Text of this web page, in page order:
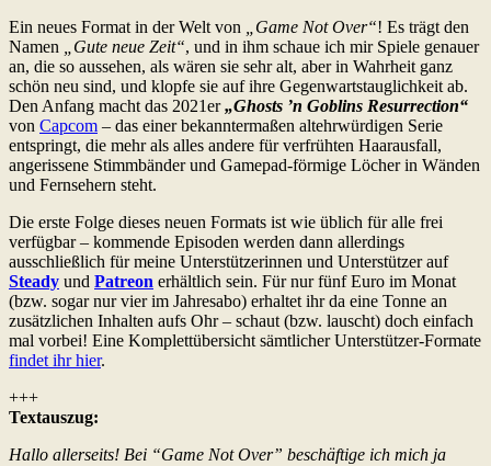
Ein neues Format in der Welt von
„Game Not Over“! Es trägt den
Namen
„Gute neue Zeit“, und in ihm schaue ich mir Spiele genauer
an, die so aussehen, als wären sie sehr alt, aber in Wahrheit ganz
schön neu sind, und klopfe sie auf ihre Gegenwartstauglichkeit ab.
Den Anfang macht das 2021er„Ghosts ’n Goblins Resurrection“
von Capcom – das einer bekanntermaßen altehrwürdigen Serie
entspringt, die mehr als alles andere für verfrühten Haarausfall,
angerissene Stimmbänder und Gamepad-förmige Löcher in Wänden
und Fernsehern steht.
Die erste Folge dieses neuen Formats ist wie üblich für alle frei
verfügbar – kommende Episoden werden dann allerdings
ausschließlich für meine Unterstützerinnen und Unterstützer auf
Steady und Patreon erhältlich sein. Für nur fünf Euro im Monat
(bzw. sogar nur vier im Jahresabo) erhaltet ihr da eine Tonne an
zusätzlichen Inhalten aufs Ohr – schaut (bzw. lauscht) doch einfach
mal vorbei! Eine Komplettübersicht sämtlicher Unterstützer-Formate
findet ihr hier.
+++
Textauszug:
Hallo allerseits! Bei “Game Not Over” beschäftige ich mich ja